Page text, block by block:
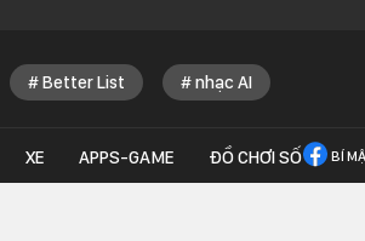
Better List nhạc AI
XE APPS-GAME ĐỒ CHƠI SỐ BÍ